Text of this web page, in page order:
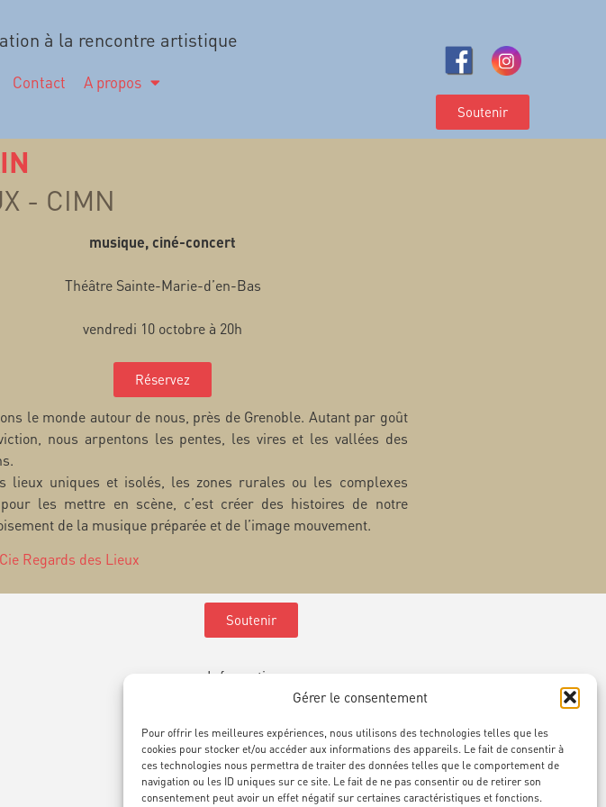
Gérer le consentement
Pour offrir les meilleures expériences, nous utilisons des technologies telles que les
cookies pour stocker et/ou accéder aux informations des appareils. Le fait de consentir à
ces technologies nous permettra de traiter des données telles que le comportement de
navigation ou les ID uniques sur ce site. Le fait de ne pas consentir ou de retirer son
consentement peut avoir un effet négatif sur certaines caractéristiques et fonctions.
à la rencontre artistique
Contact A propos
Soutenir
- CIMN
musique, ciné-concert
Théâtre Sainte-Marie-d’en-Bas
vendredi 10 octobre à 20h
Réservez
le monde autour de nous, près de Grenoble. Autant par goût
nous arpentons les pentes, les vires et les vallées des
lieux uniques et isolés, les zones rurales ou les complexes
les mettre en scène, c’est créer des histoires de notre
de la musique préparée et de l’image mouvement.
Regards des Lieux
Soutenir
Informations
www.cie-scalene.com
Tél :07 67 43 61 75